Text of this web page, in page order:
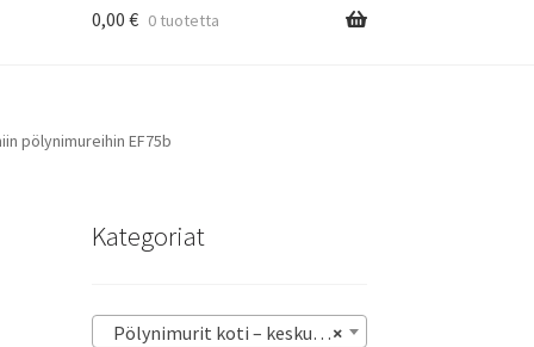
0,00 € 0 tuotetta
pölynimureihin EF75b
Kategoriat
×
Pölynimurit koti – keskus – varsi – robotti – imurit